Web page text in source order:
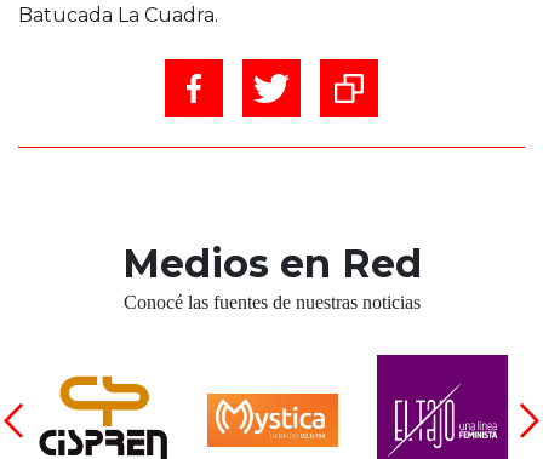
Batucada La Cuadra.
Medios en Red
Conocé las fuentes de nuestras noticias